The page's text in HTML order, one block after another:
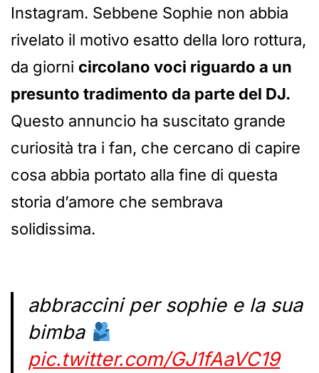
Instagram. Sebbene Sophie non abbia
rivelato il motivo esatto della loro rottura,
da giorni circolano voci riguardo a un
presunto tradimento da parte del DJ.
Questo annuncio ha suscitato grande
curiosità tra i fan, che cercano di capire
cosa abbia portato alla fine di questa
storia d’amore che sembrava
solidissima.
abbraccini per sophie e la sua
bimba
pic.twitter.com/GJ1fAaVC19